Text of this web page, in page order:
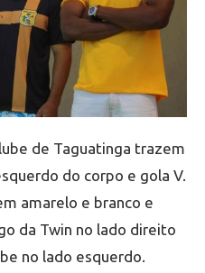
de Taguatinga trazem
do corpo e gola V.
amarelo e branco e
da Twin no lado direito
no lado esquerdo.